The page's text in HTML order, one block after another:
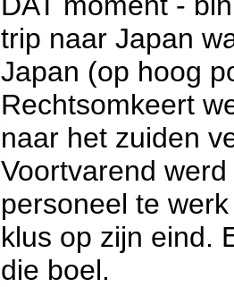
trip naar Japan
Japan (op hoog
Rechtsomkeert
naar het zuiden
Voortvarend
personeel te
klus op zijn eind.
die boel.